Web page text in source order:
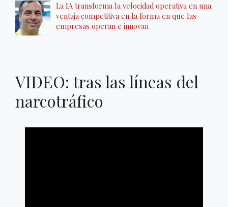
La IA transforma la velocidad operativa en una
ventaja competitiva en la forma en que las
empresas operan e innovan
VIDEO: tras las líneas del
narcotráfico